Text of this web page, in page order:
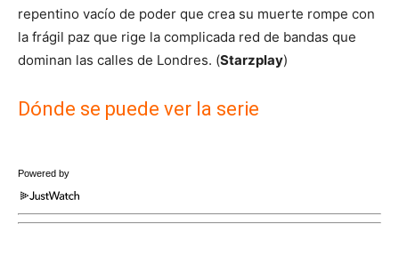
repentino vacío de poder que crea su muerte rompe con
la frágil paz que rige la complicada red de bandas que
dominan las calles de Londres. (Starzplay)
Dónde se puede ver la serie
Powered by